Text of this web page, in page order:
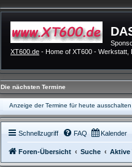
XT600.de - Home of XT600 - Werkstatt,
Die nächsten Termine
Anzeige der Termine für heute ausschalten
Schnellzugriff FAQ Kalender
Foren-Übersicht Suche Aktive